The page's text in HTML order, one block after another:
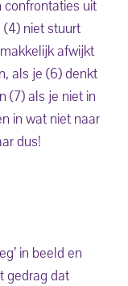
confrontaties uit
niet stuurt
afwijkt
als je (6) denkt
(7) als je niet in
in wat niet naar
dus!
in beeld en
gedrag dat